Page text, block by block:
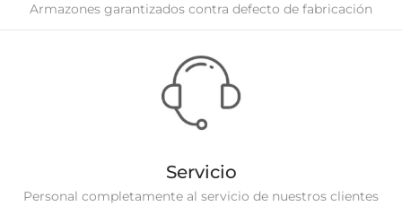
Armazones garantizados contra defecto de fabricación
Servicio
Personal completamente al servicio de nuestros clientes